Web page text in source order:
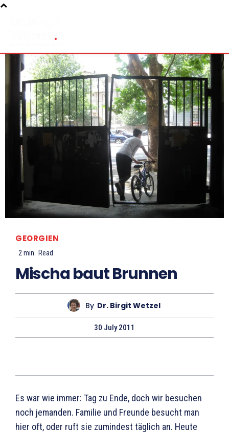
GEORGIEN
2min. Read
Mischa baut Brunnen
By Dr. Birgit Wetzel
30 July 2011
Es war wie immer: Tag zu Ende, doch wir besuchen
noch jemanden. Familie und Freunde besucht man
hier oft, oder ruft sie zumindest täglich an. Heute